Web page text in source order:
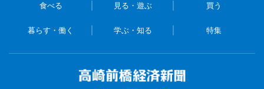
食べる 見る・遊ぶ 買う
暮らす・働く 学ぶ・知る 特集